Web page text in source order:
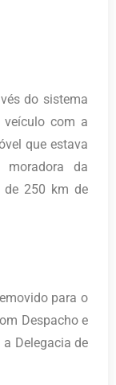
do sistema
com a
que estava
da
de 250 km de
para o
Despacho e
Delegacia de